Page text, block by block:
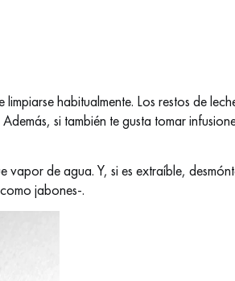
habitualmente. Los restos de
si también te gusta tomar
de agua. Y, si es extraíble,
jabones-.